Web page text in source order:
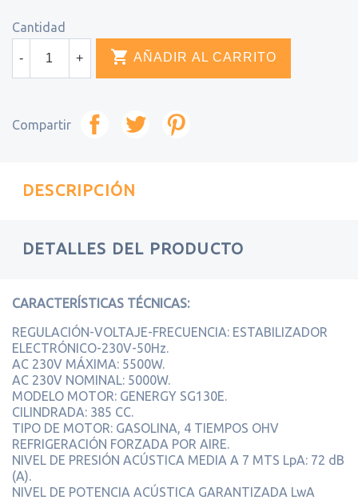
Cantidad
- +  AÑADIR AL CARRITO
Compartir
DESCRIPCIÓN
DETALLES DEL PRODUCTO
CARACTERÍSTICAS TÉCNICAS:
REGULACIÓN-VOLTAJE-FRECUENCIA: ESTABILIZADOR
ELECTRÓNICO-230V-50Hz.
AC 230V MÁXIMA: 5500W.
AC 230V NOMINAL: 5000W.
MODELO MOTOR: GENERGY SG130E.
CILINDRADA: 385 CC.
TIPO DE MOTOR: GASOLINA, 4 TIEMPOS OHV
REFRIGERACIÓN FORZADA POR AIRE.
NIVEL DE PRESIÓN ACÚSTICA MEDIA A 7 MTS LpA: 72 dB
(A).
NIVEL DE POTENCIA ACÚSTICA GARANTIZADA LwA